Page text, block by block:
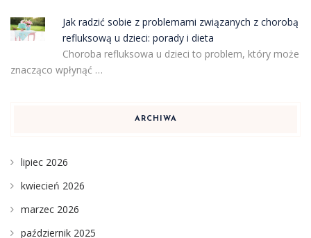
Jak radzić sobie z problemami związanych z chorobą
refluksową u dzieci: porady i dieta
Choroba refluksowa u dzieci to problem, który może
znacząco wpłynąć …
ARCHIWA
lipiec 2026
kwiecień 2026
marzec 2026
październik 2025